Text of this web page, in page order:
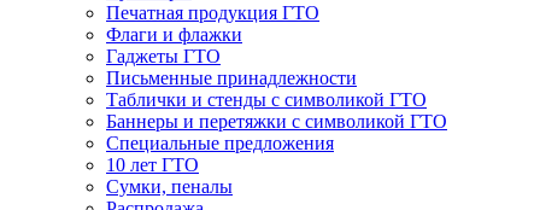
Печатная продукция ГТО
Флаги и флажки
Гаджеты ГТО
Письменные принадлежности
Таблички и стенды с символикой ГТО
Баннеры и перетяжки с символикой ГТО
Специальные предложения
10 лет ГТО
Сумки, пеналы